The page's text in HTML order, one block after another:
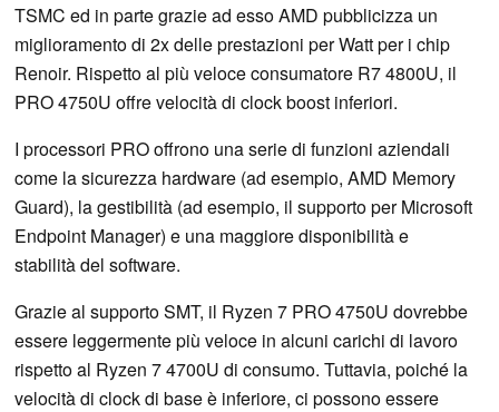
TSMC ed in parte grazie ad esso AMD pubblicizza un
miglioramento di 2x delle prestazioni per Watt per i chip
Renoir. Rispetto al più veloce consumatore R7 4800U, il
PRO 4750U offre velocità di clock boost inferiori.
I processori PRO offrono una serie di funzioni aziendali
come la sicurezza hardware (ad esempio, AMD Memory
Guard), la gestibilità (ad esempio, il supporto per Microsoft
Endpoint Manager) e una maggiore disponibilità e
stabilità del software.
Grazie al supporto SMT, il Ryzen 7 PRO 4750U dovrebbe
essere leggermente più veloce in alcuni carichi di lavoro
rispetto al Ryzen 7 4700U di consumo. Tuttavia, poiché la
velocità di clock di base è inferiore, ci possono essere